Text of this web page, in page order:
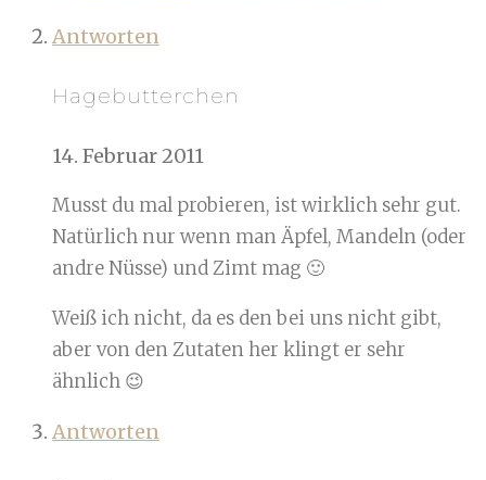
Antworten
Hagebutterchen
14. Februar 2011
Musst du mal probieren, ist wirklich sehr gut.
Natürlich nur wenn man Äpfel, Mandeln (oder
andre Nüsse) und Zimt mag 🙂
Weiß ich nicht, da es den bei uns nicht gibt,
aber von den Zutaten her klingt er sehr
ähnlich 😉
Antworten